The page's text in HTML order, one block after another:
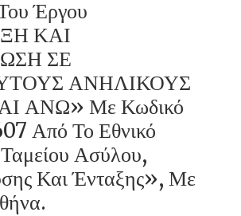
Έργου
ΚΑΙ
ΣΕ
ΑΝΗΛΙΚΟΥΣ
ΑΝΩ» Με Κωδικό
Από Το Εθνικό
Ασύλου,
Και Ένταξης», Με